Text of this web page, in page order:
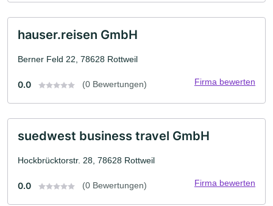
hauser.reisen GmbH
Berner Feld 22, 78628 Rottweil
0.0 (0 Bewertungen) Firma bewerten
suedwest business travel GmbH
Hockbrücktorstr. 28, 78628 Rottweil
0.0 (0 Bewertungen) Firma bewerten